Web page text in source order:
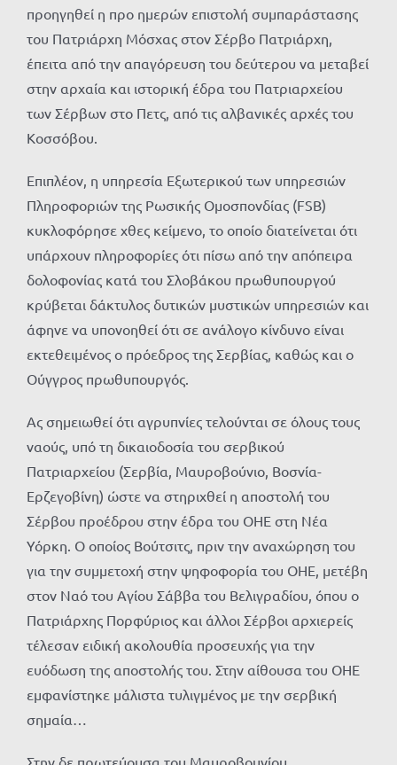
προηγηθεί η προ ημερών επιστολή συμπαράστασης
του Πατριάρχη Μόσχας στον Σέρβο Πατριάρχη,
έπειτα από την απαγόρευση του δεύτερου να μεταβεί
στην αρχαία και ιστορική έδρα του Πατριαρχείου
των Σέρβων στο Πετς, από τις αλβανικές αρχές του
Κοσσόβου.
Επιπλέον, η υπηρεσία Εξωτερικού των υπηρεσιών
Πληροφοριών της Ρωσικής Ομοσπονδίας (FSB)
κυκλοφόρησε χθες κείμενο, το οποίο διατείνεται ότι
υπάρχουν πληροφορίες ότι πίσω από την απόπειρα
δολοφονίας κατά του Σλοβάκου πρωθυπουργού
κρύβεται δάκτυλος δυτικών μυστικών υπηρεσιών και
άφηνε να υπονοηθεί ότι σε ανάλογο κίνδυνο είναι
εκτεθειμένος ο πρόεδρος της Σερβίας, καθώς και ο
Ούγγρος πρωθυπουργός.
Ας σημειωθεί ότι αγρυπνίες τελούνται σε όλους τους
ναούς, υπό τη δικαιοδοσία του σερβικού
Πατριαρχείου (Σερβία, Μαυροβούνιο, Βοσνία-
Ερζεγοβίνη) ώστε να στηριχθεί η αποστολή του
Σέρβου προέδρου στην έδρα του ΟΗΕ στη Νέα
Υόρκη. Ο οποίος Βούτσιτς, πριν την αναχώρηση του
για την συμμετοχή στην ψηφοφορία του ΟΗΕ, μετέβη
στον Ναό του Αγίου Σάββα του Βελιγραδίου, όπου ο
Πατριάρχης Πορφύριος και άλλοι Σέρβοι αρχιερείς
τέλεσαν ειδική ακολουθία προσευχής για την
ευόδωση της αποστολής του. Στην αίθουσα του ΟΗΕ
εμφανίστηκε μάλιστα τυλιγμένος με την σερβική
σημαία…